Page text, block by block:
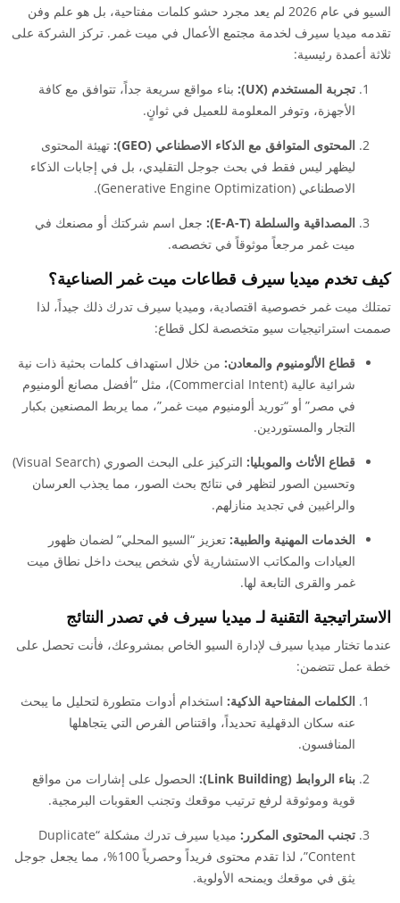
السيو في عام 2026 لم يعد مجرد حشو كلمات مفتاحية، بل هو علم وفن
تقدمه ميديا سيرف لخدمة مجتمع الأعمال في ميت غمر. تركز الشركة على
ثلاثة أعمدة رئيسية:
تجربة المستخدم (UX):
بناء مواقع سريعة جداً، تتوافق مع كافة
الأجهزة، وتوفر المعلومة للعميل في ثوانٍ.
المحتوى المتوافق مع الذكاء الاصطناعي (GEO):
تهيئة المحتوى
ليظهر ليس فقط في بحث جوجل التقليدي، بل في إجابات الذكاء
الاصطناعي (Generative Engine Optimization).
المصداقية والسلطة (E-A-T):
جعل اسم شركتك أو مصنعك في
ميت غمر مرجعاً موثوقاً في تخصصه.
كيف تخدم ميديا سيرف قطاعات ميت غمر الصناعية؟
تمتلك ميت غمر خصوصية اقتصادية، وميديا سيرف تدرك ذلك جيداً، لذا
صممت استراتيجيات سيو متخصصة لكل قطاع:
قطاع الألومنيوم والمعادن: من خلال استهداف كلمات بحثية ذات نية
شرائية عالية (Commercial Intent)، مثل “أفضل مصانع ألومنيوم
في مصر” أو “توريد ألومنيوم ميت غمر”، مما يربط المصنعين بكبار
التجار والمستوردين.
قطاع الأثاث والموبليا:
التركيز على البحث الصوري (Visual Search)
وتحسين الصور لتظهر في نتائج بحث الصور، مما يجذب العرسان
والراغبين في تجديد منازلهم.
الخدمات المهنية والطبية: تعزيز “السيو المحلي” لضمان ظهور
العيادات والمكاتب الاستشارية لأي شخص يبحث داخل نطاق ميت
غمر والقرى التابعة لها.
الاستراتيجية التقنية لـ ميديا سيرف في تصدر النتائج
عندما تختار ميديا سيرف لإدارة السيو الخاص بمشروعك، فأنت تحصل على
خطة عمل تتضمن:
الكلمات المفتاحية الذكية: استخدام أدوات متطورة لتحليل ما يبحث
عنه سكان الدقهلية تحديداً، واقتناص الفرص التي يتجاهلها
المنافسون.
بناء الروابط (Link Building):
الحصول على إشارات من مواقع
قوية وموثوقة لرفع ترتيب موقعك وتجنب العقوبات البرمجية.
تجنب المحتوى المكرر:
ميديا سيرف تدرك مشكلة “Duplicate
Content”، لذا تقدم محتوى فريداً وحصرياً 100%، مما يجعل جوجل
يثق في موقعك ويمنحه الأولوية.